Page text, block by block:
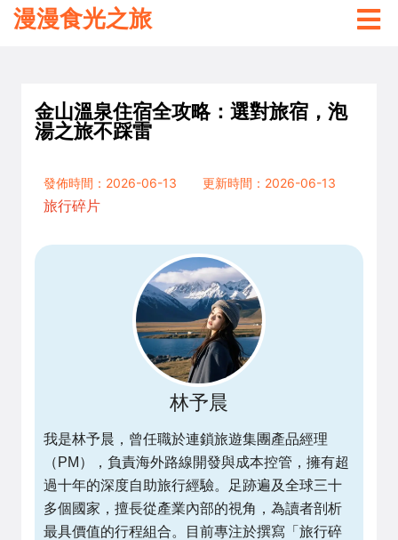
漫漫食光之旅
金山溫泉住宿全攻略：選對旅宿，泡
湯之旅不踩雷
發佈時間：2026-06-13
更新時間：2026-06-13
旅行碎片
林予晨
我是林予晨，曾任職於連鎖旅遊集團產品經理
（PM），負責海外路線開發與成本控管，擁有超
過十年的深度自助旅行經驗。足跡遍及全球三十
多個國家，擅長從產業內部的視角，為讀者剖析
最具價值的行程組合。目前專注於撰寫「旅行碎